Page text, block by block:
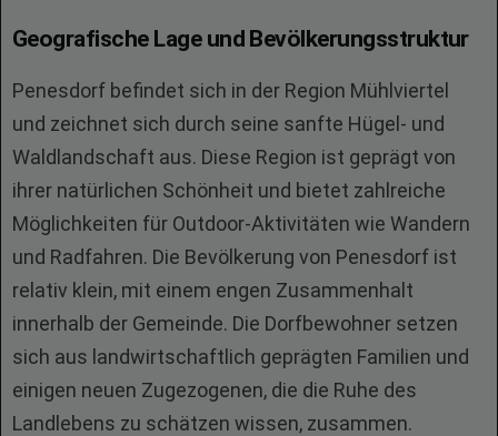
Geografische Lage und Bevölkerungsstruktur
Penesdorf befindet sich in der Region Mühlviertel
und zeichnet sich durch seine sanfte Hügel- und
Waldlandschaft aus. Diese Region ist geprägt von
ihrer natürlichen Schönheit und bietet zahlreiche
Möglichkeiten für Outdoor-Aktivitäten wie Wandern
und Radfahren. Die Bevölkerung von Penesdorf ist
relativ klein, mit einem engen Zusammenhalt
innerhalb der Gemeinde. Die Dorfbewohner setzen
sich aus landwirtschaftlich geprägten Familien und
einigen neuen Zugezogenen, die die Ruhe des
Landlebens zu schätzen wissen, zusammen.